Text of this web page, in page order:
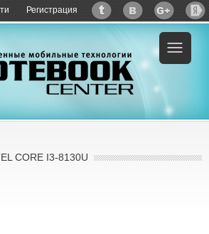
Регистрация
CORE I3-8130U